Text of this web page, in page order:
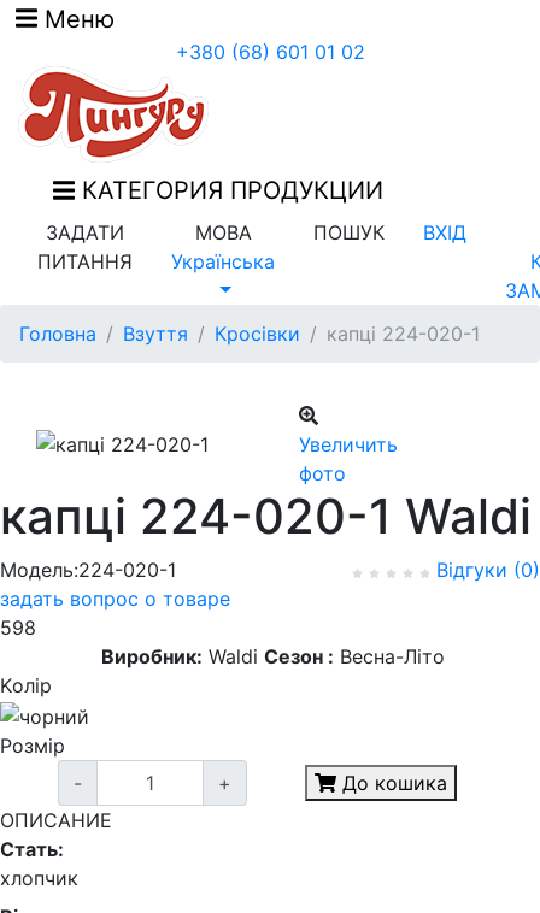
Меню
+380 (68) 601 01 02
КАТЕГОРИЯ ПРОДУКЦИИ
ЗАДАТИ
ПИТАННЯ
МОВА
Українська
ПОШУК
ВХІД
Головна
Взуття Кросівки капці 224-020-1
Увеличить
фото
капці 224-020-1 Waldi
Модель:224-020-1
Відгуки (0)
задать вопрос о товаре
598
Виробник: Waldi Сезон : Весна-Літо
Kолір
Розмір
-
+
До кошика
ОПИСАНИЕ
Стать:
хлопчик